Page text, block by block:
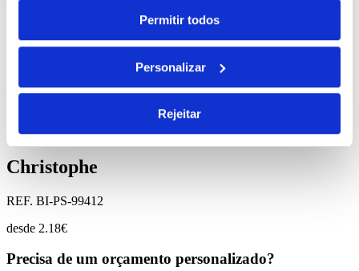
Permitir todos
Personalizar
Rejeitar
desde 1.08€
Comprar
Christophe
REF. BI-PS-99412
desde 2.18€
Precisa de um orçamento personalizado?